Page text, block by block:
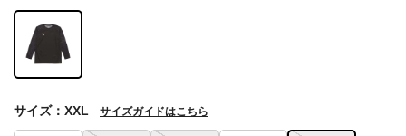
サイズ：XXL サイズガイドはこちら